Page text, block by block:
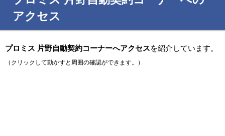
アクセス
プロミス 片野自動契約コーナーへアクセス を紹介しています。
（クリックして動かすと周囲の確認ができます。）